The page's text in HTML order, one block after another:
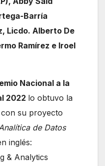
Barría
Licdo. Alberto De
Ramírez e Iroel
Nacional a la
2022 lo obtuvo la
su proyecto
de Datos
inglés:
& Analytics